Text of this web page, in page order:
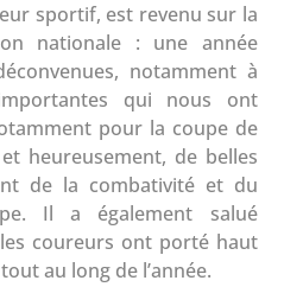
sportif, est revenu sur la
nationale : une année
notamment à
qui nous ont
pour la coupe de
heureusement, de belles
de la combativité et du
Il a également salué
coureurs ont porté haut
au long de l’année.